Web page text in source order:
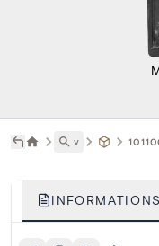
˅
INFORMATIONS